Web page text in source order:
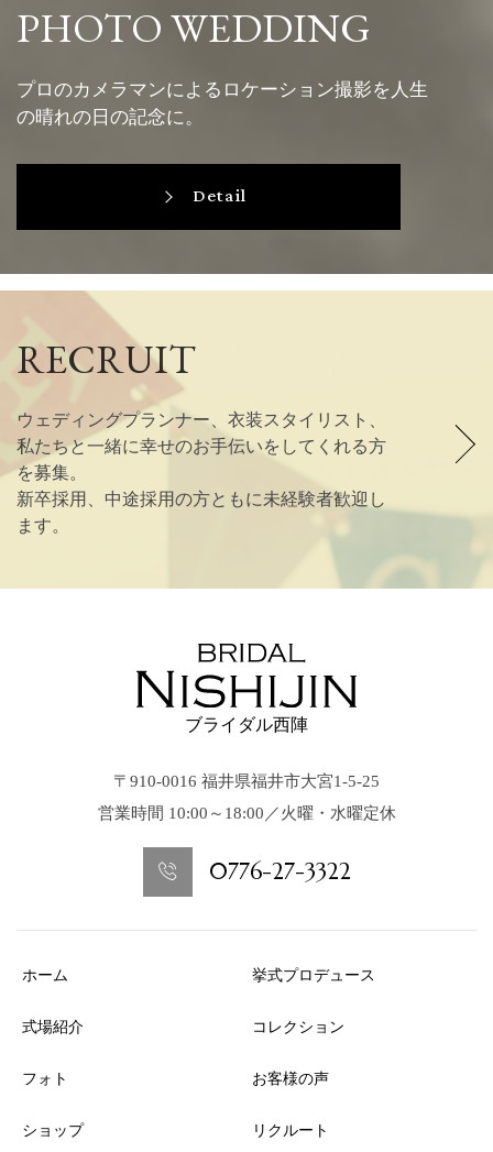
PHOTO WEDDING
プロのカメラマンによるロケーション撮影を人生
の晴れの日の記念に。
Detail
RECRUIT
ウェディングプランナー、衣装スタイリスト、
私たちと一緒に幸せのお手伝いをしてくれる方
を募集。
新卒採用、中途採用の方ともに未経験者歓迎し
ます。
ブライダル西陣
〒910-0016 福井県福井市大宮1-5-25
営業時間 10:00～18:00／火曜・水曜定休
0776-27-3322
ホーム 挙式プロデュース
式場紹介 コレクション
フォト お客様の声
ショップ リクルート